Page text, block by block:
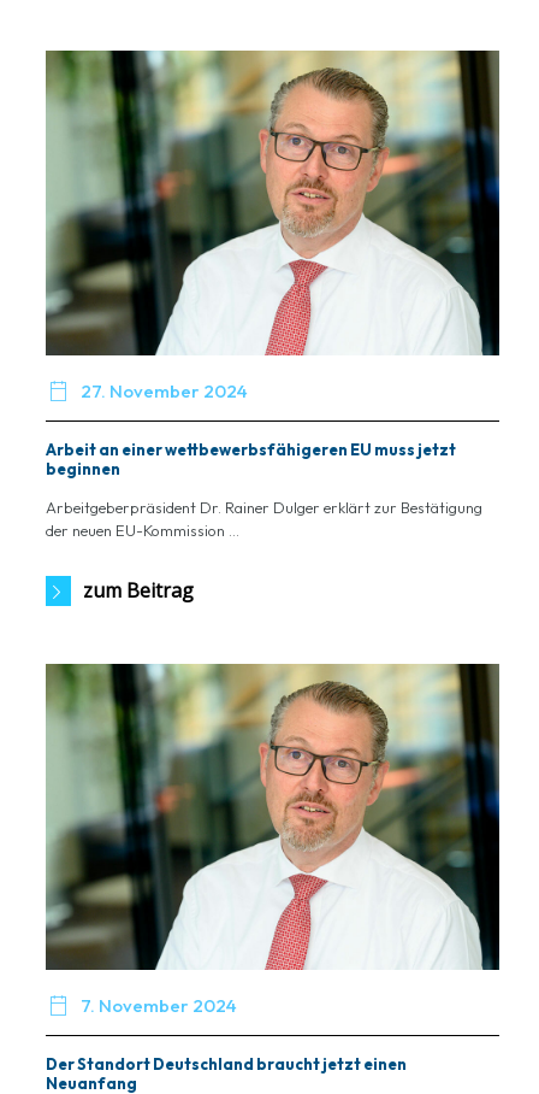
 27. November 2024
Arbeit an einer wettbewerbsfähigeren EU muss jetzt
beginnen
Arbeitgeberpräsident Dr. Rainer Dulger erklärt zur Bestätigung
der neuen EU-Kommission ...
zum Beitrag
 7. November 2024
Der Standort Deutschland braucht jetzt einen
Neuanfang